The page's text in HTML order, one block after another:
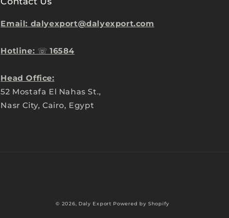
Email: dalyexport@dalyexport.com
Hotline: ☏ 16584
Head Office:
52 Mostafa El Nahas St.,
Nasr City, Cairo, Egypt
© 2026, Daly Export Powered by Shopify